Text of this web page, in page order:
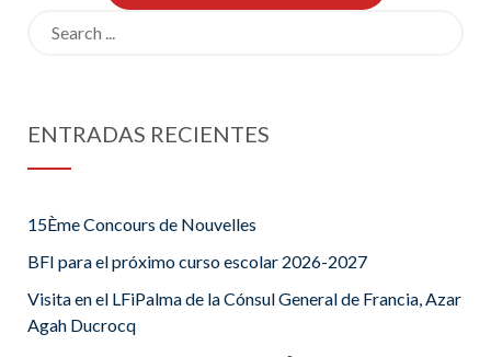
ENTRADAS RECIENTES
15Ème Concours de Nouvelles
BFI para el próximo curso escolar 2026-2027
Visita en el LFiPalma de la Cónsul General de Francia, Azar
Agah Ducrocq